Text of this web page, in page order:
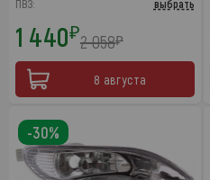
ПВЗ:
выбрать
1 440₽2 058₽
8 августа
-30%